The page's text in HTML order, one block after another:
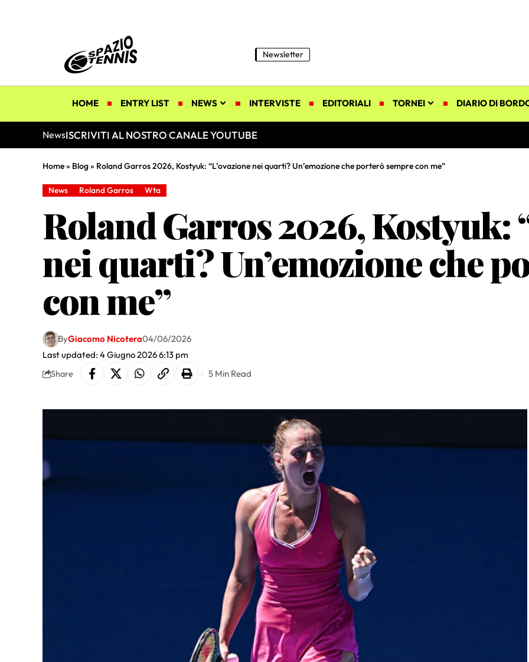
Newsletter
HOME ENTRY LIST NEWS INTERVISTE EDITORIALI TORNEI DIARIO DI
NewsISCRIVITI AL NOSTRO CANALE YOUTUBE
Home» Blog» Roland Garros 2026, Kostyuk: “L’ovazione nei quarti? Un’emozione che porterò sempre con me”
News Roland Garros Wta
Roland Garros 2026, Kostyuk:
nei quarti? Un’emozione che
con me”
Last updated: 4 Giugno 2026 6:13 pm
ByGiacomo Nicotera04/06/2026
Share 5 Min Read